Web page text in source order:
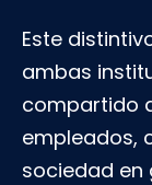
Este
ambas
compartido
empleados,
sociedad en